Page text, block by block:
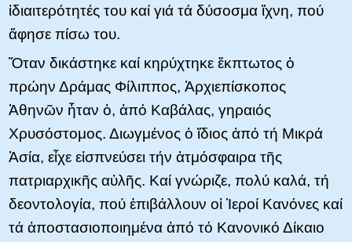
ἰδιαιτερότητές του καί γιά τά δύσοσμα ἴχνη, πού
ἄφησε πίσω του.
Ὅταν δικάστηκε καί κηρύχτηκε ἔκπτωτος ὁ
πρώην Δράμας Φίλιππος, Ἀρχιεπίσκοπος
Ἀθηνῶν ἦταν ὁ, ἀπό Καβάλας, γηραιός
Χρυσόστομος. Διωγμένος ὁ ἴδιος ἀπό τή Μικρά
Ἀσία, εἶχε εἰσπνεύσει τήν ἀτμόσφαιρα τῆς
πατριαρχικῆς αὐλῆς. Καί γνώριζε, πολύ καλά, τή
δεοντολογία, πού ἐπιβάλλουν οἱ Ἱεροί Κανόνες καί
τά ἀποστασιοποιημένα ἀπό τό Κανονικό Δίκαιο